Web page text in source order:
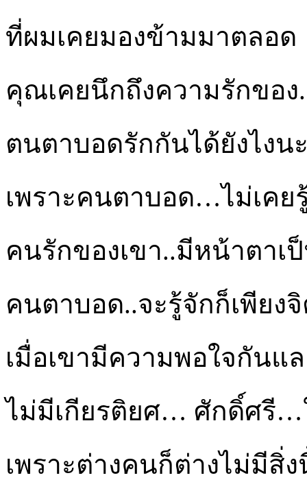
ที่ผมเคยมองข้ามมาตลอด
คุณเคยนึกถึงความรักของ
ตนตาบอดรักกันได้ยังไงน
เพราะคนตาบอด…ไม่เคย
คนรักของเขา..มีหน้าตาเ
คนตาบอด..จะรู้จักก็เพียง
เมื่อเขามีความพอใจกันแ
ไม่มีเกียรติยศ… ศักดิ์ศรี…
เพราะต่างคนก็ต่างไม่มีสิ่ง